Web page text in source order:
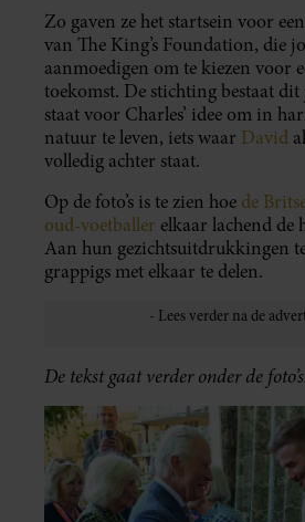
Zo gaven ze het startsein voor
van The King’s Foundation, die
aanmoedigen om te kiezen voor
toekomst. De stichting bestaat
staat voor Charles’ idee om in
natuur te leven, iets waar David
volledig achter staat.
Op de foto’s is te zien hoe de
oud-voetballer elkaar lachend de
Aan hun gezichtsuitdrukkingen
grappigs met elkaar te delen.
De tekst gaat verder onder de foto’s.